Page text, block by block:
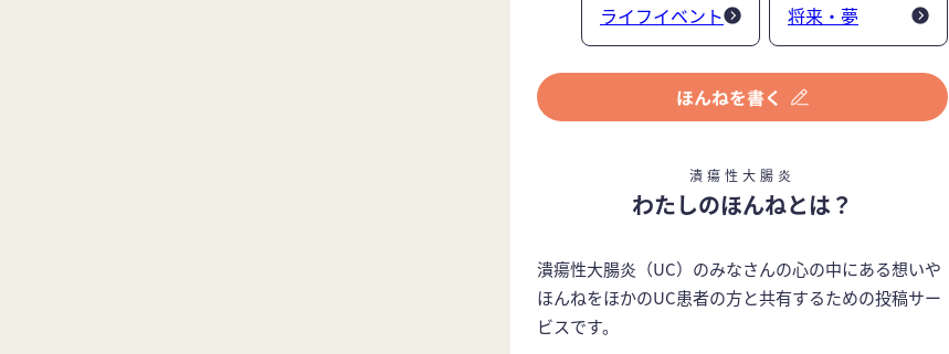
ライフイベント 将来・夢
潰瘍性大腸炎
わたしのほんねとは？
潰瘍性大腸炎（UC）のみなさんの心の中にある想いや
ほんねをほかのUC患者の方と共有するための投稿サー
ビスです。